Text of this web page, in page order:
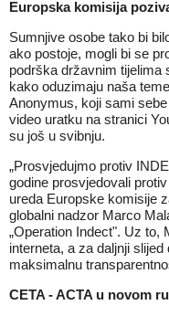
Europska komisija
Sumnjive osobe tako bi
ako postoje, mogli bi se
podrška državnim tijelima
kako oduzimaju naša
Anonymus, koji sami
video uratku na stranici
su još u svibnju.
„Prosvjedujmo protiv
godine prosvjedovali
ureda Europske komisije
globalni nadzor Marco
„Operation Indect". Uz to,
interneta, a za daljnji
maksimalnu
CETA - ACTA u novom